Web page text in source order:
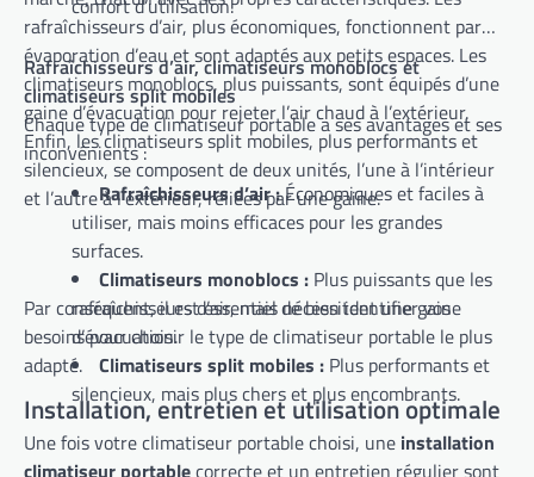
confort d’utilisation.
rafraîchisseurs d’air, plus économiques, fonctionnent par
évaporation d’eau et sont adaptés aux petits espaces. Les
climatiseurs monoblocs, plus puissants, sont équipés d’une
gaine d’évacuation pour rejeter l’air chaud à l’extérieur.
Enfin, les climatiseurs split mobiles, plus performants et
silencieux, se composent de deux unités, l’une à l’intérieur
et l’autre à l’extérieur, reliées par une gaine.
Rafraîchisseurs d’air, climatiseurs monoblocs et
climatiseurs split mobiles
Chaque type de climatiseur portable a ses avantages et ses
inconvénients :
Rafraîchisseurs d’air :Économiques et faciles à
utiliser, mais moins efficaces pour les grandes
surfaces.
Climatiseurs monoblocs : Plus puissants que les
rafraîchisseurs d’air, mais nécessitent une gaine
d’évacuation.
Climatiseurs split mobiles : Plus performants et
silencieux, mais plus chers et plus encombrants.
Par conséquent, il est essentiel de bien identifier vos
besoins pour choisir le type de climatiseur portable le plus
adapté.
Installation, entretien et utilisation optimale
Une fois votre climatiseur portable choisi, une installation
climatiseur portablecorrecte et un entretien régulier sont